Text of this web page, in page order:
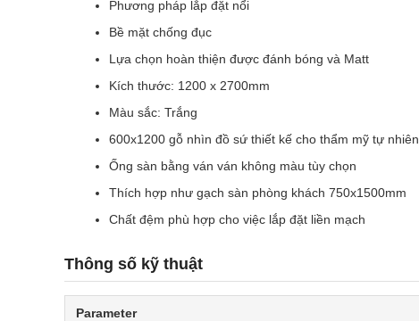
Phương pháp lắp đặt nổi
Bề mặt chống đục
Lựa chọn hoàn thiện được đánh bóng và Matt
Kích thước: 1200 x 2700mm
Màu sắc: Trắng
600x1200 gỗ nhìn đồ sứ thiết kế cho thẩm mỹ tự nhiên
Ống sàn bằng ván ván không màu tùy chọn
Thích hợp như gạch sàn phòng khách 750x1500mm
Chất đệm phù hợp cho việc lắp đặt liền mạch
Thông số kỹ thuật
Parameter